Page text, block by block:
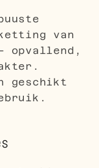
van
geschikt